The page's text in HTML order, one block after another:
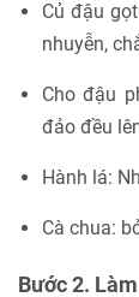
Củ đậu
nhuyễn,
Cho đậu
đảo đều
Hành lá:
Cà chua:
Bước 2.